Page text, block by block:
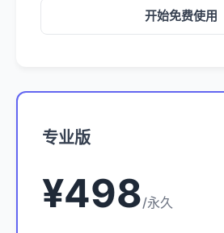
开始免费使用
专业版
¥498/永久